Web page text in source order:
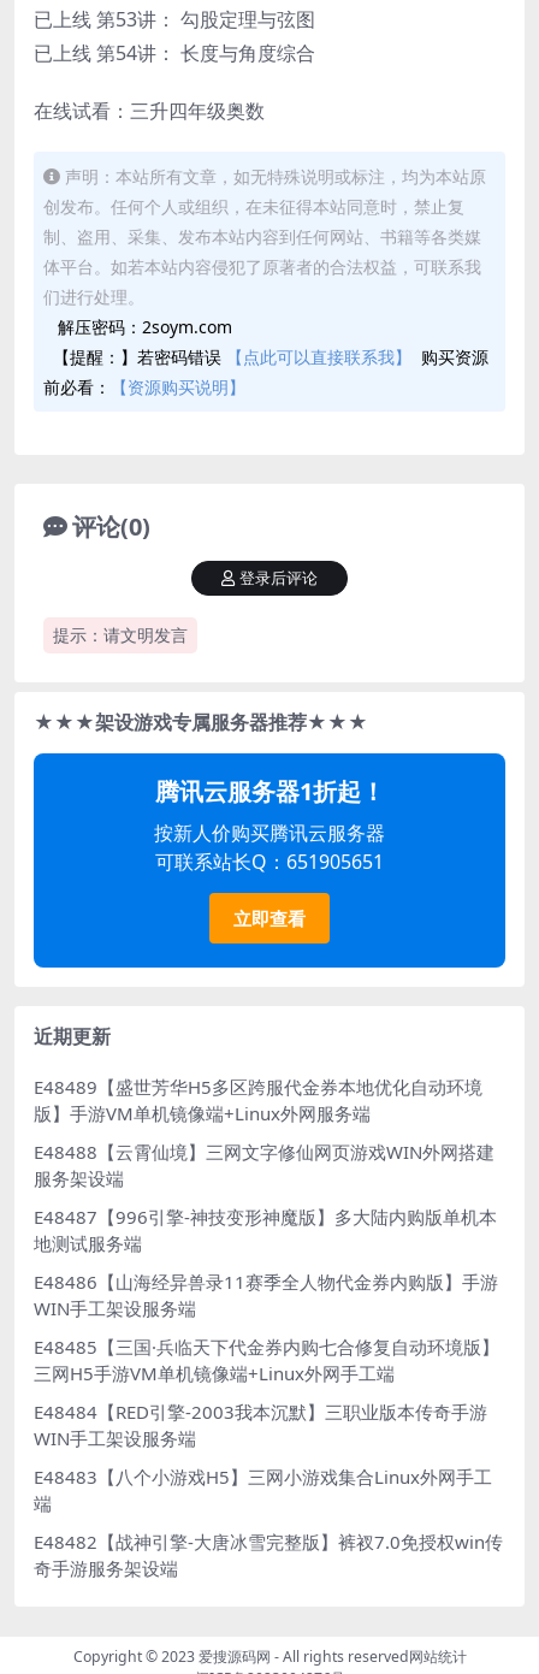
已上线 第53讲： 勾股定理与弦图
已上线 第54讲： 长度与角度综合
在线试看：三升四年级奥数
声明：本站所有文章，如无特殊说明或标注，均为本站原
创发布。任何个人或组织，在未征得本站同意时，禁止复
制、盗用、采集、发布本站内容到任何网站、书籍等各类媒
体平台。如若本站内容侵犯了原著者的合法权益，可联系我
们进行处理。
解压密码：2soym.com
【提醒：】若密码错误
【点此可以直接联系我】
购买资源
前必看：
【资源购买说明】
评论(0)
提示：请文明发言
登录后评论
★★★架设游戏专属服务器推荐★★★
腾讯云服务器1折起！
按新人价购买腾讯云服务器
可联系站长Q：651905651
立即查看
近期更新
E48489【盛世芳华H5多区跨服代金券本地优化自动环境
版】手游VM单机镜像端+Linux外网服务端
E48488【云霄仙境】三网文字修仙网页游戏WIN外网搭建
服务架设端
E48487【996引擎-神技变形神魔版】多大陆内购版单机本
地测试服务端
E48486【山海经异兽录11赛季全人物代金券内购版】手游
WIN手工架设服务端
E48485【三国·兵临天下代金券内购七合修复自动环境版】
三网H5手游VM单机镜像端+Linux外网手工端
E48484【RED引擎-2003我本沉默】三职业版本传奇手游
WIN手工架设服务端
E48483【八个小游戏H5】三网小游戏集合Linux外网手工
端
E48482【战神引擎-大唐冰雪完整版】裤衩7.0免授权win传
奇手游服务架设端
Copyright © 2023爱搜源码网 - All rights reserved网站统计